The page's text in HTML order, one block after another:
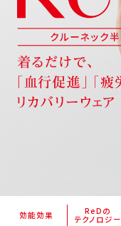
効能効果
ReDの
テクノロジー